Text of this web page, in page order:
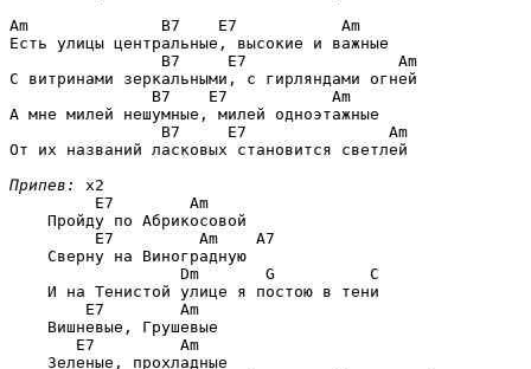
Am              B7    E7           Am
Есть улицы центральные, высокие и важные
B7     E7                Am
С витринами зеркальными, с гирляндами огней
B7    E7           Am
А мне милей нешумные, милей одноэтажные
B7     E7               Am
От их названий ласковых становится светлей
Припев:
x2
E7        Am
    Пройду по Абрикосовой
E7         Am    A7
    Сверну на Виноградную
Dm       G          C
    И на Тенистой улице я постою в тени
E7        Am
    Вишневые, Грушевые
E7         Am
    Зеленые, прохладные